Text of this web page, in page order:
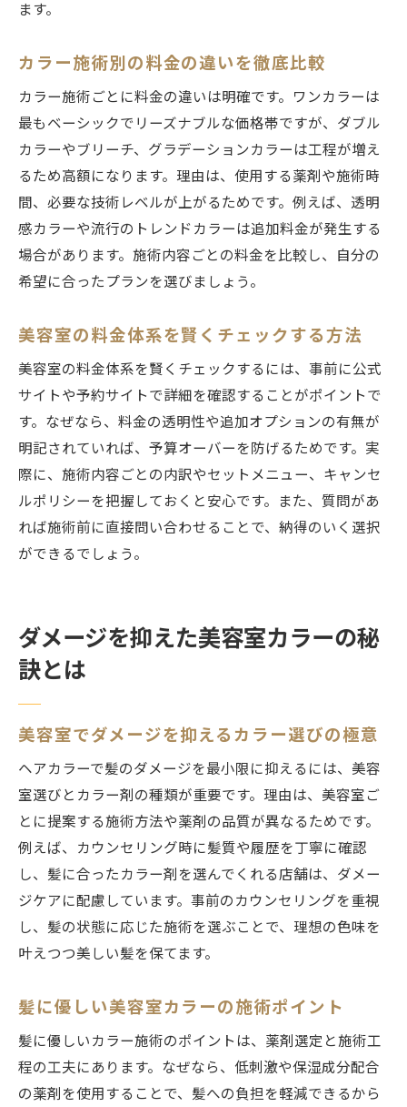
ます。
カラー施術別の料金の違いを徹底比較
カラー施術ごとに料金の違いは明確です。ワンカラーは
最もベーシックでリーズナブルな価格帯ですが、ダブル
カラーやブリーチ、グラデーションカラーは工程が増え
るため高額になります。理由は、使用する薬剤や施術時
間、必要な技術レベルが上がるためです。例えば、透明
感カラーや流行のトレンドカラーは追加料金が発生する
場合があります。施術内容ごとの料金を比較し、自分の
希望に合ったプランを選びましょう。
美容室の料金体系を賢くチェックする方法
美容室の料金体系を賢くチェックするには、事前に公式
サイトや予約サイトで詳細を確認することがポイントで
す。なぜなら、料金の透明性や追加オプションの有無が
明記されていれば、予算オーバーを防げるためです。実
際に、施術内容ごとの内訳やセットメニュー、キャンセ
ルポリシーを把握しておくと安心です。また、質問があ
れば施術前に直接問い合わせることで、納得のいく選択
ができるでしょう。
ダメージを抑えた美容室カラーの秘
訣とは
美容室でダメージを抑えるカラー選びの極意
ヘアカラーで髪のダメージを最小限に抑えるには、美容
室選びとカラー剤の種類が重要です。理由は、美容室ご
とに提案する施術方法や薬剤の品質が異なるためです。
例えば、カウンセリング時に髪質や履歴を丁寧に確認
し、髪に合ったカラー剤を選んでくれる店舗は、ダメー
ジケアに配慮しています。事前のカウンセリングを重視
し、髪の状態に応じた施術を選ぶことで、理想の色味を
叶えつつ美しい髪を保てます。
髪に優しい美容室カラーの施術ポイント
髪に優しいカラー施術のポイントは、薬剤選定と施術工
程の工夫にあります。なぜなら、低刺激や保湿成分配合
の薬剤を使用することで、髪への負担を軽減できるから